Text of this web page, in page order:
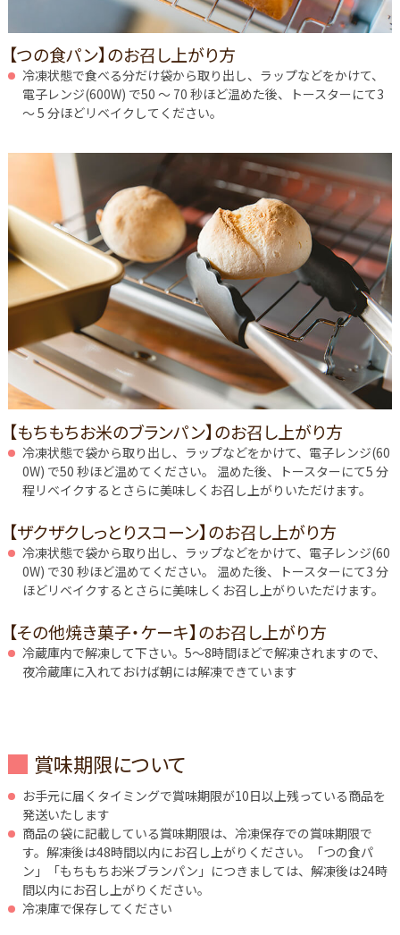
【つの食パン】のお召し上がり方
冷凍状態で食べる分だけ袋から取り出し、ラップなどをかけて、
電子レンジ(600W) で50 ～ 70 秒ほど温めた後、トースターにて3
～ 5 分ほどリベイクしてください。
【もちもちお米のブランパン】のお召し上がり方
冷凍状態で袋から取り出し、ラップなどをかけて、電子レンジ(60
0W) で50 秒ほど温めてください。 温めた後、トースターにて5 分
程リベイクするとさらに美味しくお召し上がりいただけます。
【ザクザクしっとりスコーン】のお召し上がり方
冷凍状態で袋から取り出し、ラップなどをかけて、電子レンジ(60
0W) で30 秒ほど温めてください。 温めた後、トースターにて3 分
ほどリベイクするとさらに美味しくお召し上がりいただけます。
【その他焼き菓子・ケーキ】のお召し上がり方
冷蔵庫内で解凍して下さい。5～8時間ほどで解凍されますので、
夜冷蔵庫に入れておけば朝には解凍できています
賞味期限について
お手元に届くタイミングで賞味期限が10日以上残っている商品を
発送いたします
商品の袋に記載している賞味期限は、冷凍保存での賞味期限で
す。解凍後は48時間以内にお召し上がりください。「つの食パ
ン」「もちもちお米ブランパン」につきましては、解凍後は24時
間以内にお召し上がりください。
冷凍庫で保存してください